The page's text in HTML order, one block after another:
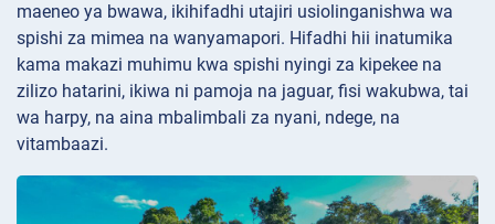
maeneo ya bwawa, ikihifadhi utajiri usiolinganishwa wa
spishi za mimea na wanyamapori. Hifadhi hii inatumika
kama makazi muhimu kwa spishi nyingi za kipekee na
zilizo hatarini, ikiwa ni pamoja na jaguar, fisi wakubwa, tai
wa harpy, na aina mbalimbali za nyani, ndege, na
vitambaazi.